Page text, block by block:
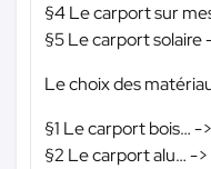
§4 Le carport sur
§5 Le carport solaire
Le choix des
§1 Le carport bois… -
§2 Le carport alu… ->